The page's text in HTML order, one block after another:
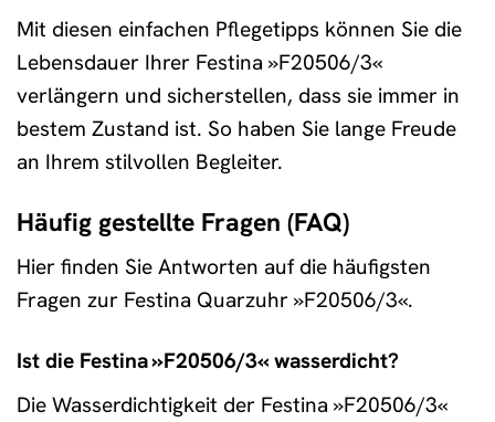
Mit diesen einfachen Pflegetipps können Sie die
Lebensdauer Ihrer Festina »F20506/3«
verlängern und sicherstellen, dass sie immer in
bestem Zustand ist. So haben Sie lange Freude
an Ihrem stilvollen Begleiter.
Häufig gestellte Fragen (FAQ)
Hier finden Sie Antworten auf die häufigsten
Fragen zur Festina Quarzuhr »F20506/3«.
Ist die Festina »F20506/3« wasserdicht?
Die Wasserdichtigkeit der Festina »F20506/3«